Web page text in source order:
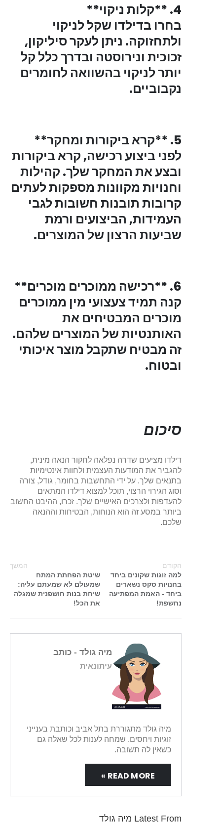
4. **קלות ניקוי**
בחרו בדילדו שקל לניקוי
ולתחזוקה. ניתן לעקר סיליקון,
זכוכית ונירוסטה ובדרך כלל קל
יותר לניקוי בהשוואה לחומרים
נקבוביים.
5. **קרא ביקורות ומחקר**
לפני ביצוע רכישה, קרא ביקורות
ובצע את המחקר שלך. קהילות
וחנויות מקוונות מספקות לעתים
קרובות תובנות חשובות לגבי
העמידות, הביצועים ורמת
שביעות הרצון של המוצרים.
6. **רכישה ממוכרים מוכרים**
קנה תמיד צעצועי מין ממוכרים
מוכרים המבטיחים את
האותנטיות של המוצרים שלהם.
זה מבטיח שתקבל מוצר איכותי
ובטוח.
סיכום
דילדו מציעים שדרה נפלאה לחקור הנאה מינית,
להגביר את המודעות העצמית ולחוות אינטימיות
בתנאים שלך. על ידי התחשבות בחומר, גודל, צורה
וסוג הגירוי הרצוי, תוכל למצוא דילדו המתאים
להעדפות ולצרכים האישיים שלך. זכרו, ההיבט החשוב
ביותר במסע זה הוא הנוחות, הבטיחות וההנאה
שלכם.
הקודם
למה זוגות שקונים ביחד
בחנויות סקס נשארים
ביחד - האמת המפתיעה
נחשפת!
המשך
שיטת הפחתת המתח
שמעולם לא שמעתם עליה:
שיחת בנות חושפנית שמגלה
את הכל!
מיה גולד - כותב
עיתונאית
מיה גולד מתגוררת בתל אביב וכותבת בענייני
זוגיות ויחסים. שמחה לענות לכל שאלה גם
כשאין לה תשובה.
READ MORE »
Latest From מיה גולד